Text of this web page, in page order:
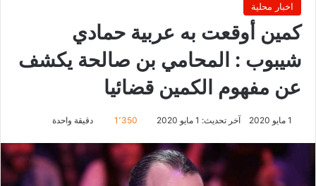
اخبار محلية
كمين أوقعت به عربية حمادي
شيبوب : المحامي بن صالحة يكشف
عن مفهوم الكمين قضائيا
1 مايو 2020 آخر تحديث: 1 مايو 2020 1٬350 دقيقة واحدة